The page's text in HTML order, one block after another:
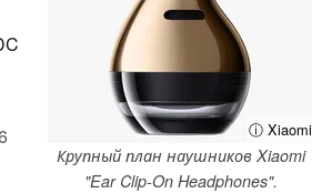
ⓘ Xiaomi
Крупный план наушников Xiaomi
"Ear Clip-On Headphones".